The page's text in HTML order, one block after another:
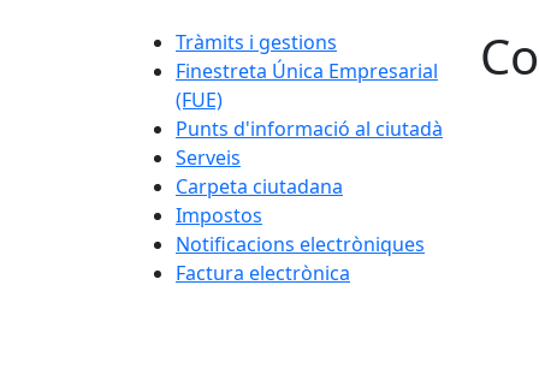
Tràmits i gestions
Finestreta Única Empresarial
(FUE)
Punts d'informació al ciutadà
Serveis
Carpeta ciutadana
Impostos
Notificacions electròniques
Factura electrònica